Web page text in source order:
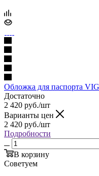
Обложка для паспорта
Достаточно
2 420 руб./шт
Варианты цен
2 420 руб./шт
Подробности
В корзину
Советуем